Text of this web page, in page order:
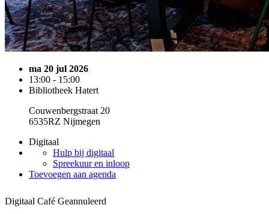
ma 20 jul 2026
13:00 - 15:00
Bibliotheek Hatert
Couwenbergstraat 20
6535RZ Nijmegen
Digitaal
Hulp bij digitaal
Spreekuur en inloop
Toevoegen aan agenda
Digitaal Café Geannuleerd